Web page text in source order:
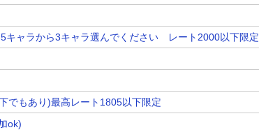
ャラから3キャラ選んでください レート2000以下限定
でもあり)最高レート1805以下限定
ok)